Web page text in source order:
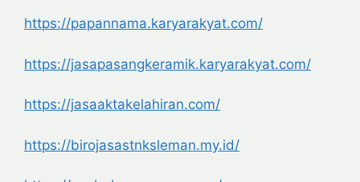
https://papannama.karyarakyat.com/
https://jasapasangkeramik.karyarakyat.com/
https://jasaaktakelahiran.com/
https://birojasastnksleman.my.id/